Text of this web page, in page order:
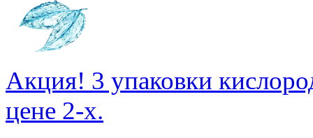
Акция! 3 упаковки
цене 2-х.